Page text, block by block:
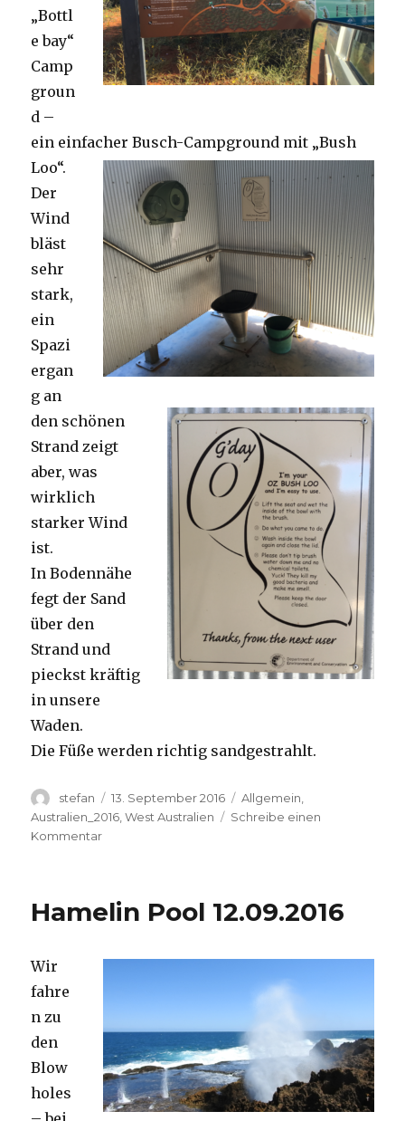
„Bottl
e bay“
Camp
groun
d –
ein einfacher Busch-Campground mit „Bush
Loo“.
Der
Wind
bläst
sehr
stark,
ein
Spazi
ergan
g an
den schönen
Strand zeigt
aber, was
wirklich
starker Wind
ist.
In Bodennähe
fegt der Sand
über den
Strand und
pieckst kräftig
in unsere
Waden.
Die Füße werden richtig sandgestrahlt.
Autor
stefan
Veröffentlicht
am
13. September 2016 Kategorien
Allgemein
Australien_2016 ,West Australien
Schreibe einen
Kommentarzu
Hamelin Pool 12.09.2016
Wir
fahre
n zu
den
Blow
holes